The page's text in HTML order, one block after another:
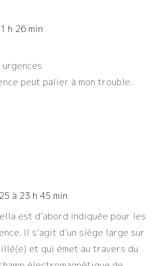
h 26 min
peut palier à mon trouble.
à 23 h 45 min
est d’abord indiquée pour les
Il s’agit d’un siège large sur
et qui émet au travers du